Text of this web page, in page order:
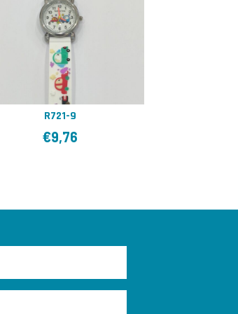
R721-9
€9,76